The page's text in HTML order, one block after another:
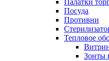
Палатки
Посуда
Противни
Тепловое
Зонты